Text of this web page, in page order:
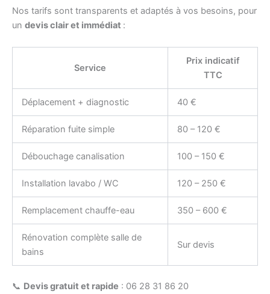
Nos tarifs sont transparents et adaptés à vos besoins, pour
un devis clair et immédiat :
Service
Prix indicatif
TTC
Déplacement + diagnostic 40 €
Réparation fuite simple 80 – 120 €
Débouchage canalisation 100 – 150 €
Installation lavabo / WC 120 – 250 €
Remplacement chauffe-eau 350 – 600 €
Rénovation complète salle de
bains
Sur devis
📞 Devis gratuit et rapide : 06 28 31 86 20